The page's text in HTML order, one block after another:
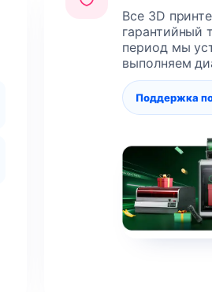
Все 3D
гарантийный
период мы
выполняем
Поддержка